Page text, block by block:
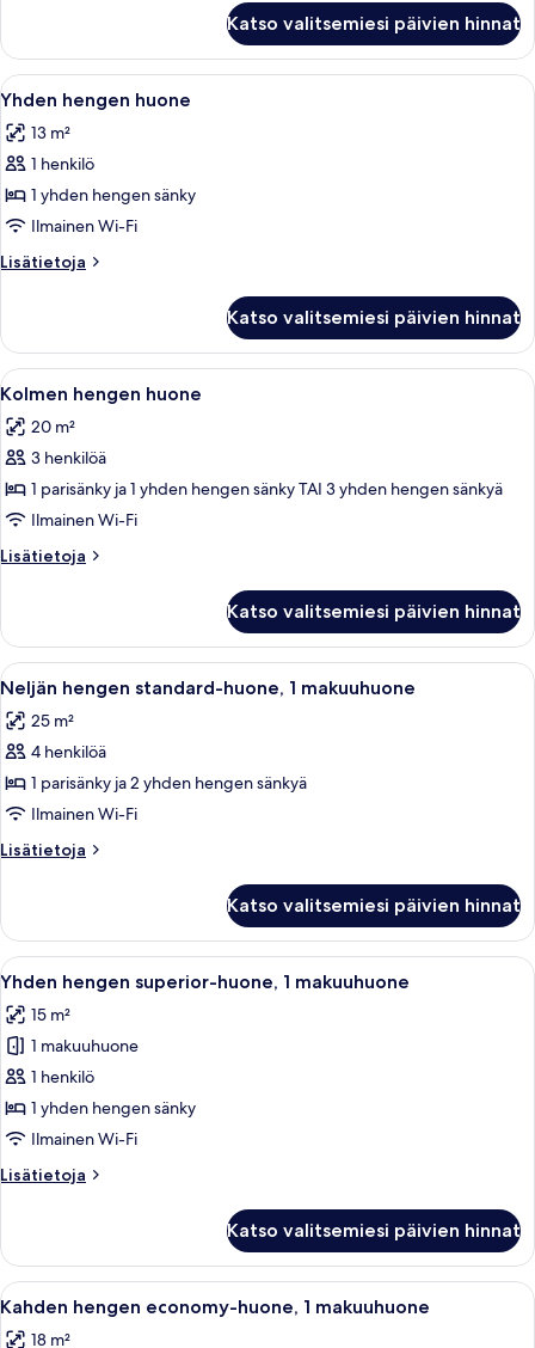
standard-
huone
Katso valitsemiesi päivien hinnat
Avaa
kaikki
huonetyypin
Yhden
hengen
huone
kuvat
Hotellihuone, jossa on sänky,
4
Yhden hengen huone
13 m²
1 henkilö
1 yhden hengen sänky
Ilmainen Wi-Fi
Lisätietoja
Lisätietoja
huone
Katso valitsemiesi päivien hinnat
Avaa
kaikki
huonetyypin
Kolmen
hengen
huone
kuvat
Minibaari, tallelokero huoneessa,
4
Kolmen hengen huone
20 m²
3 henkilöä
1 parisänky ja 1 yhden hengen sänky TAI 3 yhden hengen sänkyä
Ilmainen Wi-Fi
Lisätietoja
Lisätietoja
huone
Katso valitsemiesi päivien hinnat
Avaa
kaikki
huonetyypin
Neljän
hengen
standard-
huone,
1
kuvat
Minibaari, tallelokero huoneessa,
5
Neljän hengen standard-huone, 1 makuuhuone
25 m²
4 henkilöä
1 parisänky ja 2 yhden hengen sänkyä
Ilmainen Wi-Fi
Lisätietoja
Lisätietoja
standard-
huone,
1
makuuhuone
Katso valitsemiesi päivien hinnat
Avaa
kaikki
huonetyypin
Yhden
hengen
superior-
huone,
makuuhuone
Minibaari, tallelokero huoneessa,
5
Yhden hengen superior-huone, 1 makuuhuone
15 m²
1 makuuhuone
1 henkilö
1 yhden hengen sänky
Ilmainen Wi-Fi
Lisätietoja
Lisätietoja
superior-
huone,
1
Katso valitsemiesi päivien hinnat
Avaa
kaikki
Tunnelmallinen makuuhuone, jossa
4
Kahden hengen economy-huone, 1 makuuhuone
18 m²